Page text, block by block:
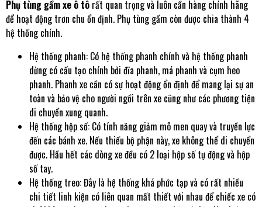
Phụ tùng gầm xe ô tô rất quan trọng và luôn cần hàng chính hãng
để hoạt động trơn chu ổn định. Phụ tùng gầm còn được chia thành 4
hệ thống chính.
Hệ thống phanh: Có hệ thống phanh chính và hệ thống phanh
dừng có cấu tạo chính bởi đĩa phanh, má phanh và cụm heo
phanh. Phanh xe cần có sự hoạt động ổn định để mang lại sự an
toàn và bảo vệ cho người ngồi trên xe cũng như các phương tiện
di chuyển xung quanh.
Hệ thống hộp số: Có tính năng giảm mô men quay và truyền lực
đến các bánh xe. Nếu thiếu bộ phận này, xe không thể di chuyển
được. Hầu hết các dòng xe đều có 2 loại hộp số tự động và hộp
số tay.
Hệ thống treo: Đây là hệ thống khá phức tạp và có rất nhiều
chi tiết linh kiện có liên quan mất thiết với nhau để chiếc xe có